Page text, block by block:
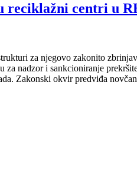
reciklažni centri u
za njegovo zakonito
nadzor i sankcioniranje
Zakonski okvir predviđa